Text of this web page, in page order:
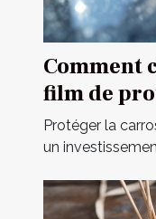
Comment
film de
votre
Protéger la
un